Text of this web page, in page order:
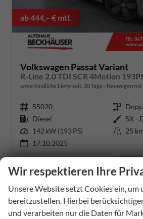
ab 444,– € mtl.
Volkswagen Passat Variant
unverbindliche Lieferzeit: 20 Tage Neuwagen
Fahrzeugnummer 55020 Getriebe
Kraftstoff Diesel Außenfarbe 5X -
Leistung 142 kW (193 PS) Kilometerstand 25
17.10.2025
incl. 19% MwSt.
Verbrauch kombiniert:5,80 l/
CO -Klasse: E
CO -Emissionen:153,00 g/km
Wir respektieren Ihre
Unsere Website setzt Cookies ein, um
bereitzustellen. Hierbei
und verarbeiten nur die Daten für